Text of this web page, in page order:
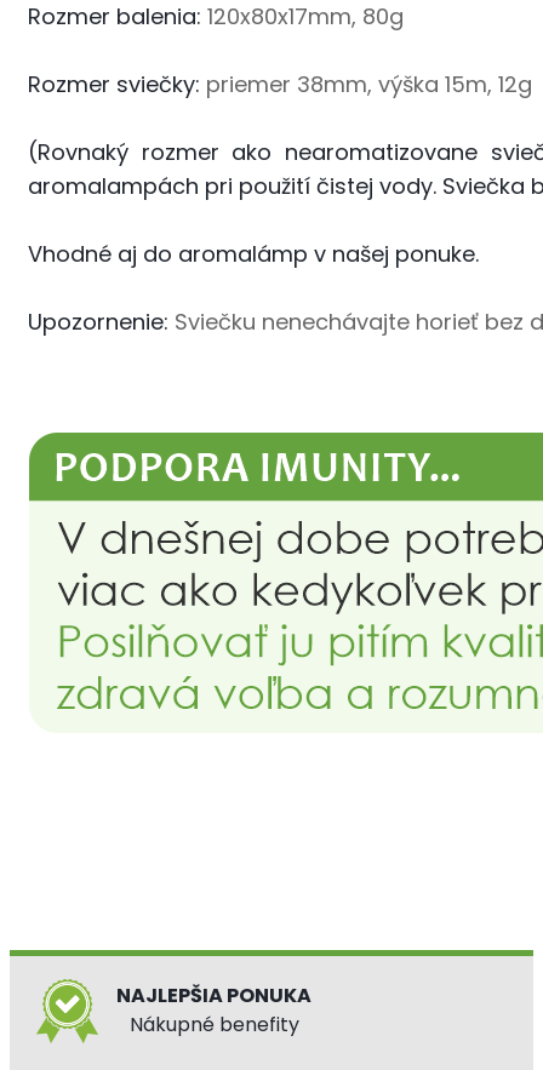
Rozmer balenia:120x80x17mm, 80g
Rozmer sviečky: priemer 38mm, výška 15m, 12g
(Rovnaký rozmer ako nearomatizovane
aromalampách pri použití čistej vody.
Vhodné aj do aromalámp v našej ponuke.
Upozornenie: Sviečku nenechávajte horieť bez
NAJLEPŠIA PONUKA
Nákupné benefity